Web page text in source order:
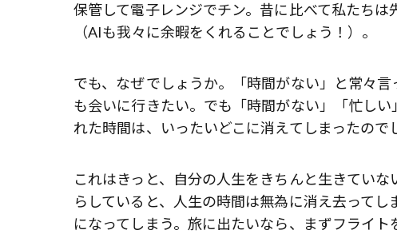
保管して電子レンジでチン。昔に比べて私たち
（AIも我々に余暇をくれることでしょう！）。
でも、なぜでしょうか。「時間がない」と常々
も会いに行きたい。でも「時間がない」「忙し
れた時間は、いったいどこに消えてしまったので
これはきっと、自分の人生をきちんと生きてい
らしていると、人生の時間は無為に消え去って
になってしまう。旅に出たいなら、まずフライ